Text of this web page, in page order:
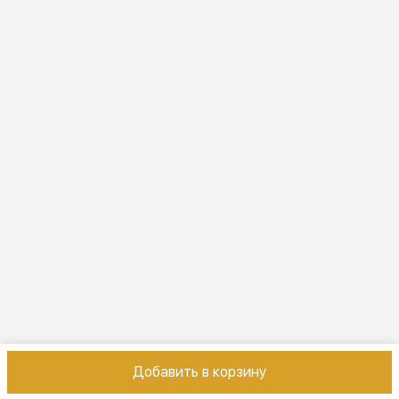
Добавить в корзину
ДоставкаПравила возврата